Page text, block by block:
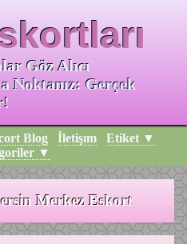
Göz Alıcı
Noktanız: Gerçek
Blog İletişım
Etiket ▼
▼
Merkez Eskort